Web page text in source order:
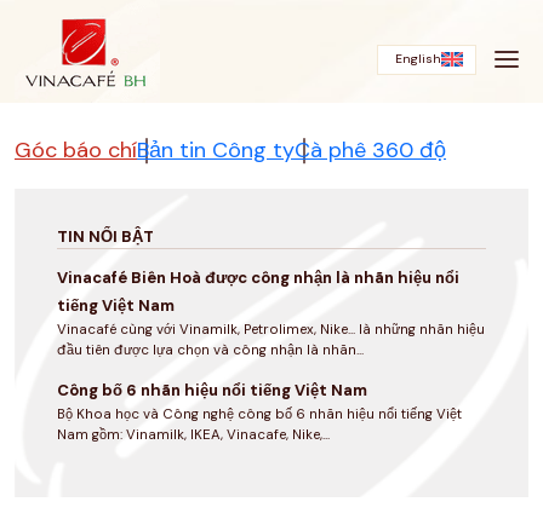
English
Góc báo chíBản tin Công tyCà phê 360 độ
TIN NỔI BẬT
Vinacafé Biên Hoà được công nhận là nhãn hiệu nổi
tiếng Việt Nam
Vinacafé cùng với Vinamilk, Petrolimex, Nike... là những nhãn hiệu
đầu tiên được lựa chọn và công nhận là nhãn...
Công bố 6 nhãn hiệu nổi tiếng Việt Nam
Bộ Khoa học và Công nghệ công bố 6 nhãn hiệu nổi tiếng Việt
Nam gồm: Vinamilk, IKEA, Vinacafe, Nike,...